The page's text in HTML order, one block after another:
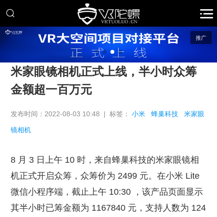
推广
米家眼镜相机正式上线，半小时众筹
金额超一百万元
发布时间：2022-08-03 10:48 | 标签：小米 蜂巢科技 米家眼
镜相机
8 月 3 日上午 10 时，来自蜂巢科技的米家眼镜相
机正式开启众筹，众筹价为 2499 元。在小米 Lite
微信小程序端，截止上午 10:30 ，该产品页面显示
其半小时已筹金额为 1167840 元，支持人数为 124